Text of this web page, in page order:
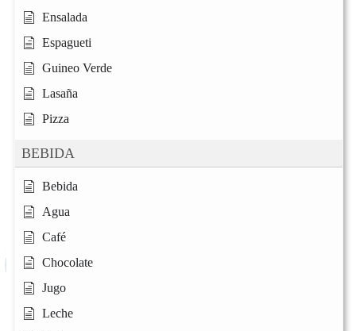
Ensalada
Espagueti
Guineo Verde
Lasaña
Pizza
BEBIDA
Bebida
Agua
Café
Chocolate
Jugo
Leche